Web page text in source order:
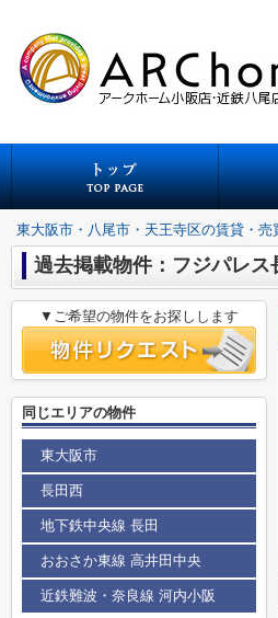
東大阪市・八尾市・天王寺区の賃貸・
過去掲載物件：フジパレス
▼ご希望の物件をお探しします
同じエリアの物件
東大阪市
長田西
地下鉄中央線 長田
おおさか東線 高井田中央
近鉄難波・奈良線 河内小阪